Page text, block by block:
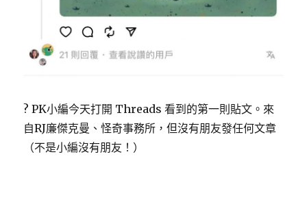
? PK小編今天打開 Threads 看到的第一則貼文。來
自RJ廉傑克曼、怪奇事務所，但沒有朋友發任何文章
（不是小編沒有朋友！）